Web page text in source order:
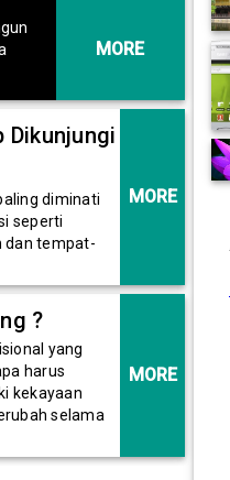
MORE
Dikunjungi
diminati
seperti
dan tempat-
MORE
?
yang
harus
kekayaan
selama
MORE